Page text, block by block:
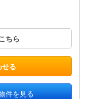
ちら
せる
件を見る